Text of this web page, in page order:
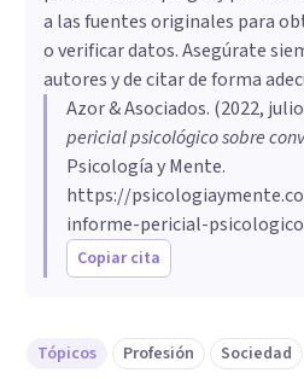
a las fuentes originales para
o verificar datos. Asegúrate
autores y de citar de forma
Azor & Asociados. (2022,
pericial psicológico sobre
Psicología y Mente.
https://
informe-pericial-
Copiar cita
Tópicos Profesión Sociedad